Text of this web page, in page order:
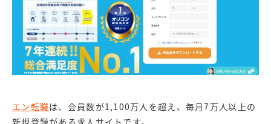
エン転職は、会員数が1,100万人を超え、毎月7万人以上の
新規登録がある求人サイトです。